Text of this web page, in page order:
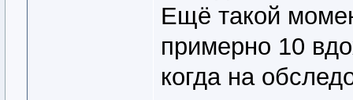
Ещё такой
примерно 10
когда на